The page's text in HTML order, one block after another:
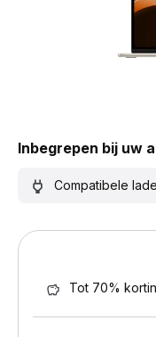
Inbegrepen bij uw
Compatibele
Tot 70%